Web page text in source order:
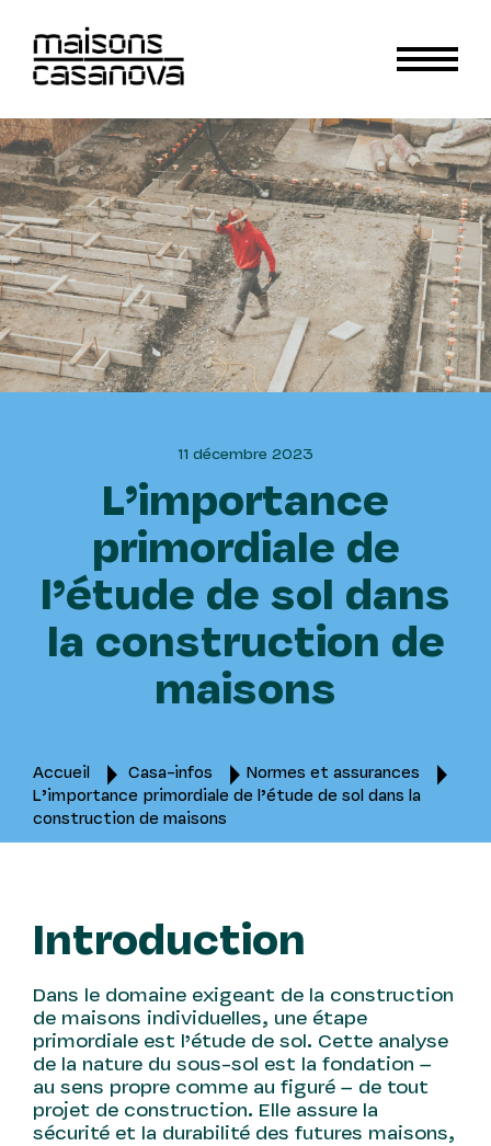
11 décembre 2023
L’importance
primordiale de
l’étude de sol dans
la construction de
maisons
Accueil Casa-infos
Normes et assurances
L’importance primordiale de l’étude de sol dans la
construction de maisons
Introduction
Dans le domaine exigeant de la construction
de maisons individuelles, une étape
primordiale est l’étude de sol. Cette analyse
de la nature du sous-sol est la fondation –
au sens propre comme au figuré – de tout
projet de construction. Elle assure la
sécurité et la durabilité des futures maisons,